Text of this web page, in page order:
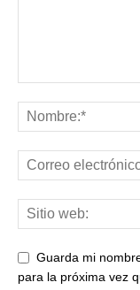
Guarda mi
para la próxima vez